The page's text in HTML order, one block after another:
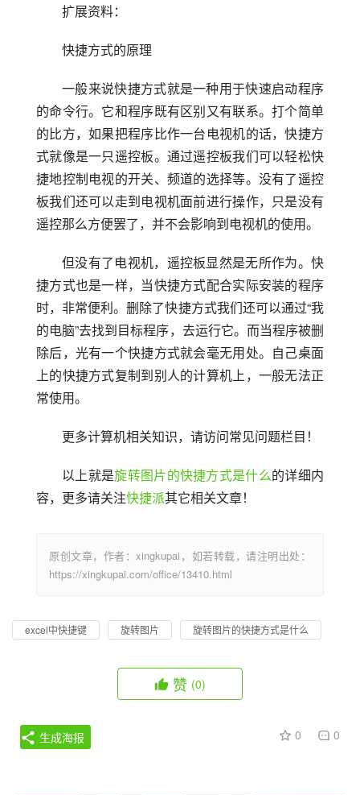
扩展资料：
快捷方式的原理
一般来说快捷方式就是一种用于快速启动程序
的命令行。它和程序既有区别又有联系。打个简单
的比方，如果把程序比作一台电视机的话，快捷方
式就像是一只遥控板。通过遥控板我们可以轻松快
捷地控制电视的开关、频道的选择等。没有了遥控
板我们还可以走到电视机面前进行操作，只是没有
遥控那么方便罢了，并不会影响到电视机的使用。
但没有了电视机，遥控板显然是无所作为。快
捷方式也是一样，当快捷方式配合实际安装的程序
时，非常便利。删除了快捷方式我们还可以通过“我
的电脑”去找到目标程序，去运行它。而当程序被删
除后，光有一个快捷方式就会毫无用处。自己桌面
上的快捷方式复制到别人的计算机上，一般无法正
常使用。
更多计算机相关知识，请访问常见问题栏目！
以上就是旋转图片的快捷方式是什么的详细内
容，更多请关注快捷派其它相关文章！
原创文章，作者：xingkupai，如若转载，请注明出处：
https://xingkupai.com/office/13410.html
excel中快捷键 旋转图片 旋转图片的快捷方式是什么
赞 (0)
0 0
生成海报